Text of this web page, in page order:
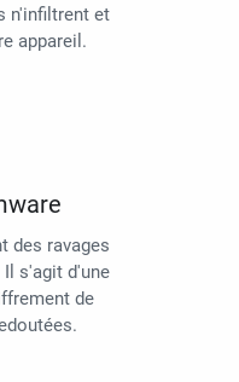
n'infiltrent et
appareil.
des ravages
Il s'agit d'une
de